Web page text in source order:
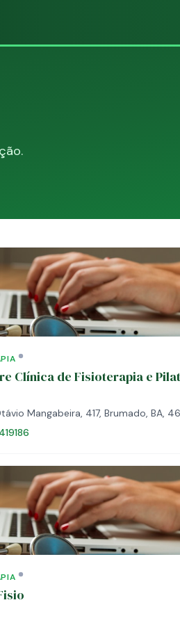
Clínica de Fisioterapia e
Mangabeira, 417, Brumado, BA,